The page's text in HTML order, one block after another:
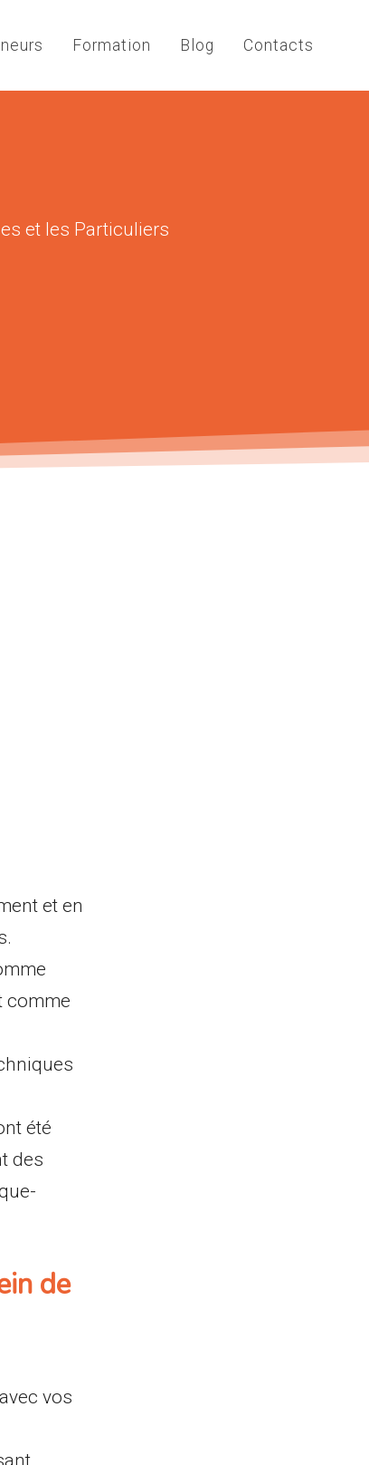
Formation Blog Contacts
et les Particuliers
et en
comme
été
des
de
vos